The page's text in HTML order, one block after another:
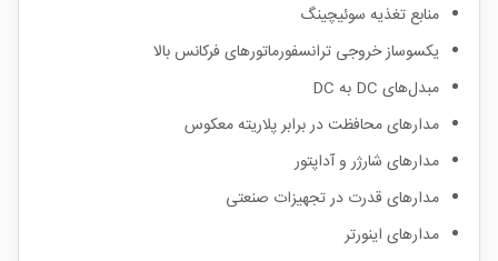
منابع تغذیه سوئیچینگ
یکسوساز خروجی ترانسفورماتورهای فرکانس بالا
مبدل‌های DC به DC
مدارهای محافظت در برابر پلاریته معکوس
مدارهای شارژر و آداپتور
مدارهای قدرت در تجهیزات صنعتی
مدارهای اینورتر